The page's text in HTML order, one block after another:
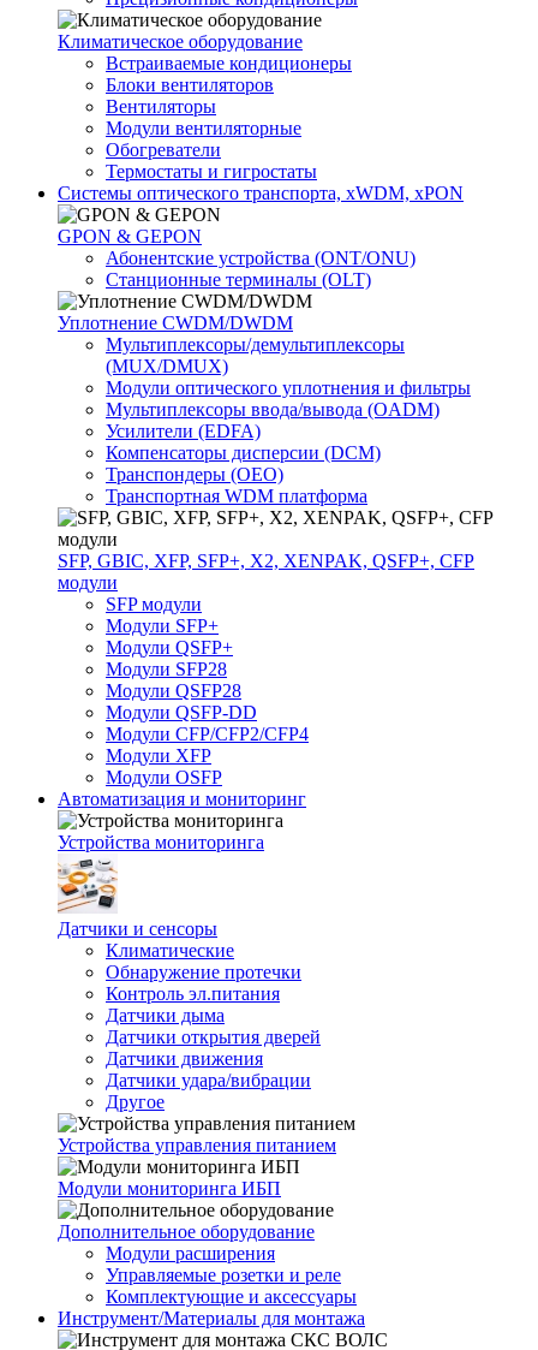
Климатичeское оборудование
Встраиваемые кондиционеры
Блоки вентиляторов
Вентиляторы
Модули вентиляторные
Обогреватели
Термостаты и гигростаты
Системы оптического транспорта, xWDM, xPON
GPON & GEPON
Абонентские устройства (ONT/ONU)
Станционные терминалы (OLT)
Уплотнение CWDM/DWDM
Мультиплексоры/демультиплексоры
(MUX/DMUX)
Модули оптического уплотнения и фильтры
Мультиплексоры ввода/вывода (OADM)
Усилители (EDFA)
Компенсаторы дисперсии (DCM)
Транспондеры (OEO)
Транспортная WDM платформа
SFP, GBIC, XFP, SFP+, X2, XENPAK, QSFP+, CFP
модули
SFP модули
Модули SFP+
Модули QSFP+
Модули SFP28
Модули QSFP28
Модули QSFP-DD
Модули CFP/CFP2/CFP4
Модули XFP
Модули OSFP
Автоматизация и мониторинг
Устройства мониторинга
Датчики и сенсоры
Климатические
Обнаружение протечки
Контроль эл.питания
Датчики дыма
Датчики открытия дверей
Датчики движения
Датчики удара/вибрации
Другое
Устройства управления питанием
Модули мониторинга ИБП
Дополнительное оборудование
Модули расширения
Управляемые розетки и реле
Комплектующие и аксессуары
Инструмент/Материалы для монтажа